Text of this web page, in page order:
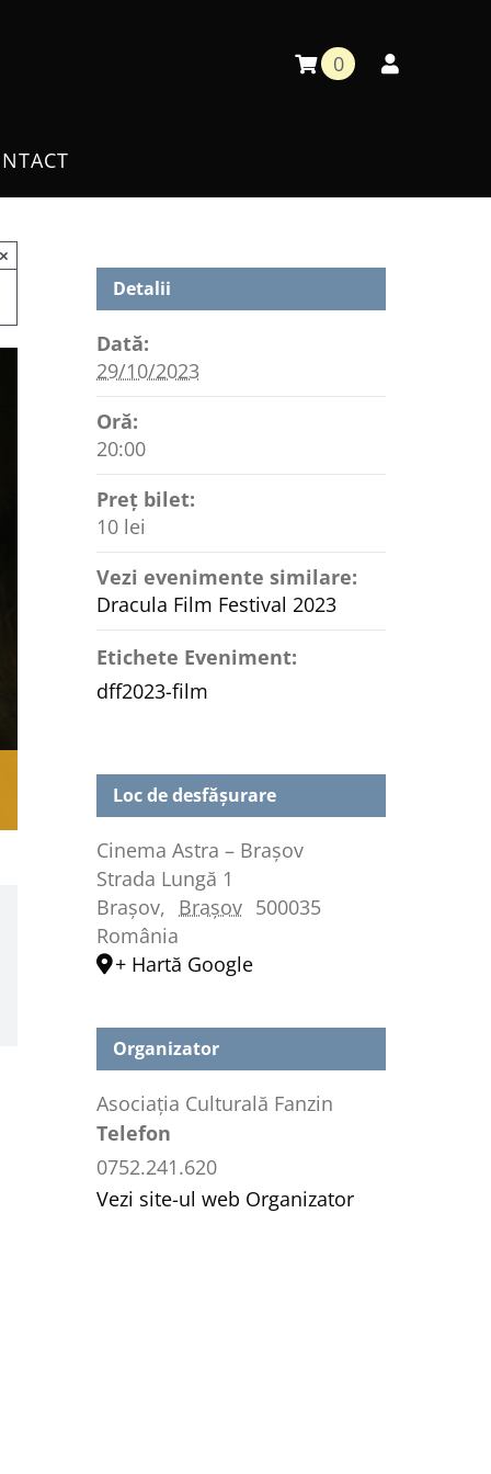
0
×
Detalii
Dată:
29/10/2023
Oră:
20:00
Preț bilet:
10 lei
Vezi evenimente similare:
Dracula Film Festival 2023
Etichete Eveniment:
dff2023-film
Loc de desfășurare
Cinema Astra – Brașov
Strada Lungă 1
Brașov, Brașov 500035
România
+ Hartă Google
Organizator
Asociația Culturală Fanzin
Telefon
0752.241.620
Vezi site-ul web Organizator